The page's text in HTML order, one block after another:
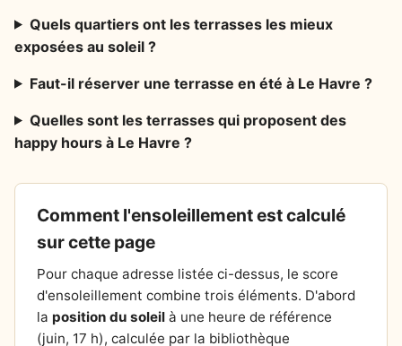
Quels quartiers ont les terrasses les mieux
exposées au soleil ?
Faut-il réserver une terrasse en été à Le Havre ?
Quelles sont les terrasses qui proposent des
happy hours à Le Havre ?
Comment l'ensoleillement est calculé
sur cette page
Pour chaque adresse listée ci-dessus, le score
d'ensoleillement combine trois éléments. D'abord
la position du soleil à une heure de référence
(juin, 17 h), calculée par la bibliothèque